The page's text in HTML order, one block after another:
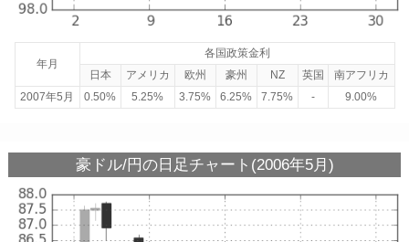
年月
各国政策金利
日本
アメリカ 欧州 豪州 NZ 英国
南アフリカ
2007年5月
0.50% 5.25% 3.75% 6.25% 7.75% - 9.00%
豪ドル/円の日足チャート(2006年5月)